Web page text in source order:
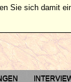
Sie sich damit